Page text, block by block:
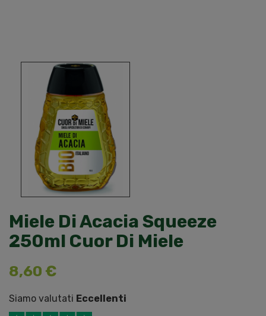
Miele Di Acacia Squeeze
250ml Cuor Di Miele
8,60 €
Siamo valutati Eccellenti